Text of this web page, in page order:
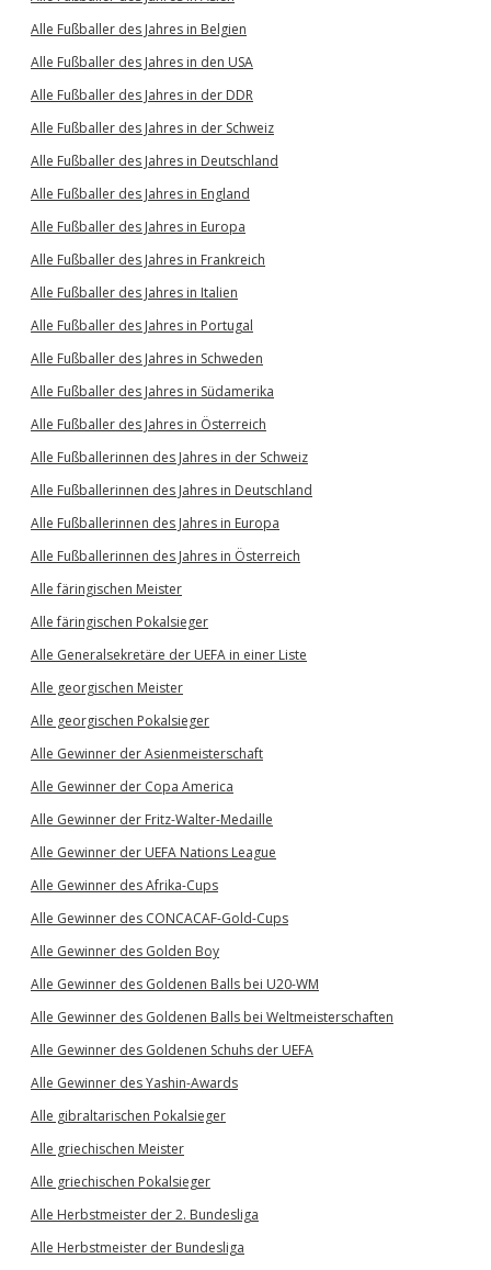
Alle Fußballer des Jahres in Belgien
Alle Fußballer des Jahres in den USA
Alle Fußballer des Jahres in der DDR
Alle Fußballer des Jahres in der Schweiz
Alle Fußballer des Jahres in Deutschland
Alle Fußballer des Jahres in England
Alle Fußballer des Jahres in Europa
Alle Fußballer des Jahres in Frankreich
Alle Fußballer des Jahres in Italien
Alle Fußballer des Jahres in Portugal
Alle Fußballer des Jahres in Schweden
Alle Fußballer des Jahres in Südamerika
Alle Fußballer des Jahres in Österreich
Alle Fußballerinnen des Jahres in der Schweiz
Alle Fußballerinnen des Jahres in Deutschland
Alle Fußballerinnen des Jahres in Europa
Alle Fußballerinnen des Jahres in Österreich
Alle färingischen Meister
Alle färingischen Pokalsieger
Alle Generalsekretäre der UEFA in einer Liste
Alle georgischen Meister
Alle georgischen Pokalsieger
Alle Gewinner der Asienmeisterschaft
Alle Gewinner der Copa America
Alle Gewinner der Fritz-Walter-Medaille
Alle Gewinner der UEFA Nations League
Alle Gewinner des Afrika-Cups
Alle Gewinner des CONCACAF-Gold-Cups
Alle Gewinner des Golden Boy
Alle Gewinner des Goldenen Balls bei U20-WM
Alle Gewinner des Goldenen Balls bei Weltmeisterschaften
Alle Gewinner des Goldenen Schuhs der UEFA
Alle Gewinner des Yashin-Awards
Alle gibraltarischen Pokalsieger
Alle griechischen Meister
Alle griechischen Pokalsieger
Alle Herbstmeister der 2. Bundesliga
Alle Herbstmeister der Bundesliga